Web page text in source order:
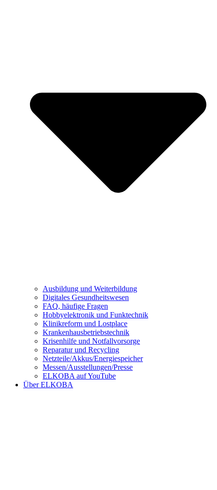
Ausbildung und Weiterbildung
Digitales Gesundheitswesen
FAQ, häufige Fragen
Hobbyelektronik und Funktechnik
Klinikreform und Lostplace
Krankenhausbetriebstechnik
Krisenhilfe und Notfallvorsorge
Reparatur und Recycling
Netzteile/Akkus/Energiespeicher
Messen/Ausstellungen/Presse
ELKOBA auf YouTube
Über ELKOBA